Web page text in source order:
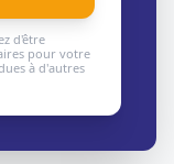
d'être
pour votre
à d'autres